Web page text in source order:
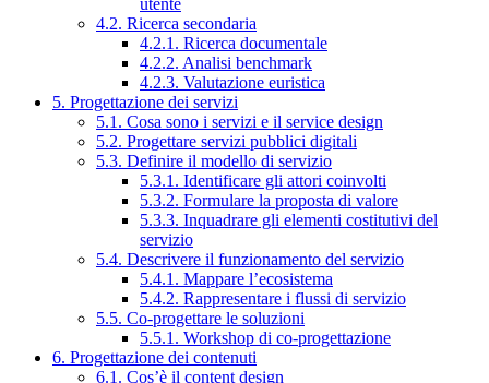
4.2. Ricerca secondaria
4.2.1. Ricerca documentale
4.2.2. Analisi benchmark
4.2.3. Valutazione euristica
5. Progettazione dei servizi
5.1. Cosa sono i servizi e il service design
5.2. Progettare servizi pubblici digitali
5.3. Definire il modello di servizio
5.3.1. Identificare gli attori coinvolti
5.3.2. Formulare la proposta di valore
5.3.3. Inquadrare gli elementi costitutivi del
servizio
5.4. Descrivere il funzionamento del servizio
5.4.1. Mappare l’ecosistema
5.4.2. Rappresentare i flussi di servizio
5.5. Co-progettare le soluzioni
5.5.1. Workshop di co-progettazione
6. Progettazione dei contenuti
6.1. Cos’è il content design